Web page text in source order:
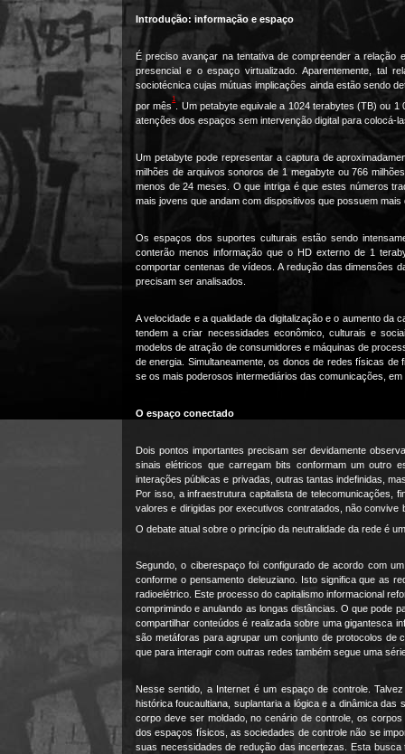
Introdução: informação e espaço
É preciso avançar na tentativa de compreender a
presencial e o espaço virtualizado. Aparentemente, tal
sociotécnica cujas mútuas implicações ainda estão sendo
por mês
1
. Um petabyte equivale a 1024 terabytes (TB) ou 1
atenções dos espaços sem intervenção digital para colocá-
Um petabyte pode representar a captura de
milhões de arquivos sonoros de 1 megabyte ou 766
menos de 24 meses. O que intriga é que estes números
mais jovens que andam com dispositivos que possuem mais
Os espaços dos suportes culturais estão sendo
conterão menos informação que o HD externo de 1
comportar centenas de vídeos. A redução das dimensões
precisam ser analisados.
A velocidade e a qualidade da digitalização e o aumento
tendem a criar necessidades econômico, culturais e
modelos de atração de consumidores e máquinas de
de energia. Simultaneamente, os donos de redes físicas
se os mais poderosos intermediários das comunicações,
O espaço conectado
Dois pontos importantes precisam ser devidamente
sinais elétricos que carregam bits conformam um outro
interações públicas e privadas, outras tantas indefinidas,
Por isso, a infraestrutura capitalista de telecomunicações,
valores e dirigidas por executivos contratados, não
O debate atual sobre o princípio da neutralidade da rede é
Segundo, o ciberespaço foi configurado de acordo com
conforme o pensamento deleuziano. Isto significa que as
radioelétrico. Este processo do capitalismo informacional
comprimindo e anulando as longas distâncias. O que pode
compartilhar conteúdos é realizada sobre uma gigantesca
são metáforas para agrupar um conjunto de protocolos de
que para interagir com outras redes também segue uma
Nesse sentido, a Internet é um espaço de controle.
histórica foucaultiana, suplantaria a lógica e a dinâmica
corpo deve ser moldado, no cenário de controle, os
dos espaços físicos, as sociedades de controle não se
suas necessidades de redução das incertezas. Esta